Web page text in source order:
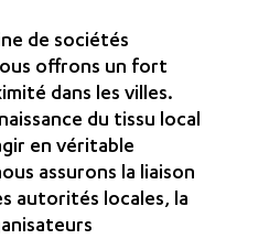
de sociétés
offrons un fort
dans les villes.
du tissu local
en véritable
assurons la liaison
autorités locales, la